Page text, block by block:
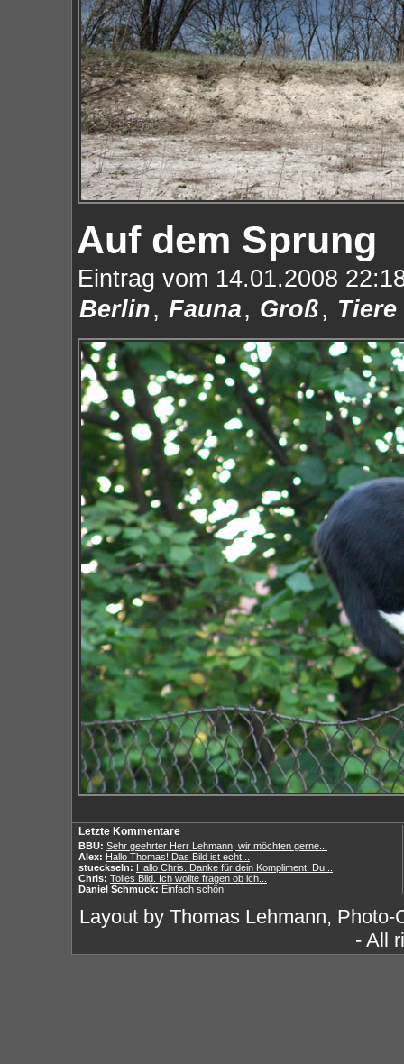
Auf dem Sprung
Eintrag vom 14.01.2008
Berlin, Fauna, Groß, Tiere
Letzte Kommentare
BBU: Sehr geehrter Herr Lehmann, wir möchten gerne...
Alex: Hallo Thomas! Das Bild ist echt...
stueckseln: Hallo Chris. Danke für dein Kompliment. Du...
Chris: Tolles Bild. Ich wollte fragen ob ich...
Daniel Schmuck: Einfach schön!
Layout by Thomas Lehmann,
- All